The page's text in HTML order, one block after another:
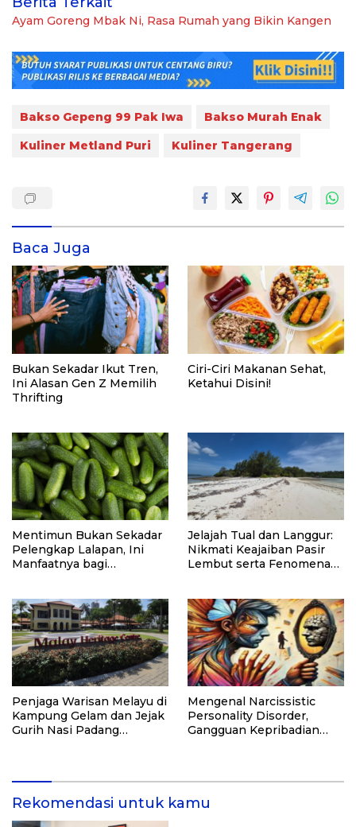
Ayam Goreng Mbak Ni, Rasa Rumah yang Bikin Kangen
Bakso Gepeng 99 Pak Iwa
Bakso Murah Enak
Kuliner Metland Puri
Kuliner Tangerang
Baca Juga
Bukan Sekadar Ikut Tren,
Ini Alasan Gen Z Memilih
Thrifting
Ciri-Ciri Makanan Sehat,
Ketahui Disini!
Mentimun Bukan Sekadar
Pelengkap Lalapan, Ini
Manfaatnya bagi
Jelajah Tual dan Langgur:
Nikmati Keajaiban Pasir
Lembut serta Fenomena
Penjaga Warisan Melayu di
Kampung Gelam dan Jejak
Gurih Nasi Padang
Mengenal Narcissistic
Personality Disorder,
Gangguan Kepribadian
Rekomendasi untuk kamu